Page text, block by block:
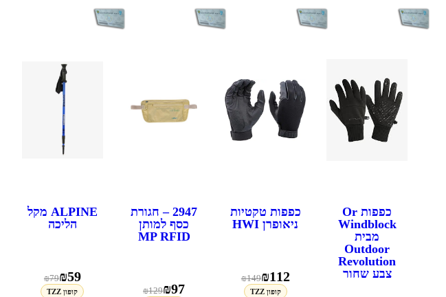
כפפות Or
Windblock
מבית
Outdoor
Revolution
צבע שחור
כפפות טקטיות
ניאופרן HWI
₪112
₪149
קופון TZZ
2947 – חגורת
כסף למותן
MP RFID
₪97
₪129
ALPINE מקל
הליכה
₪59
₪79
קופון TZZ